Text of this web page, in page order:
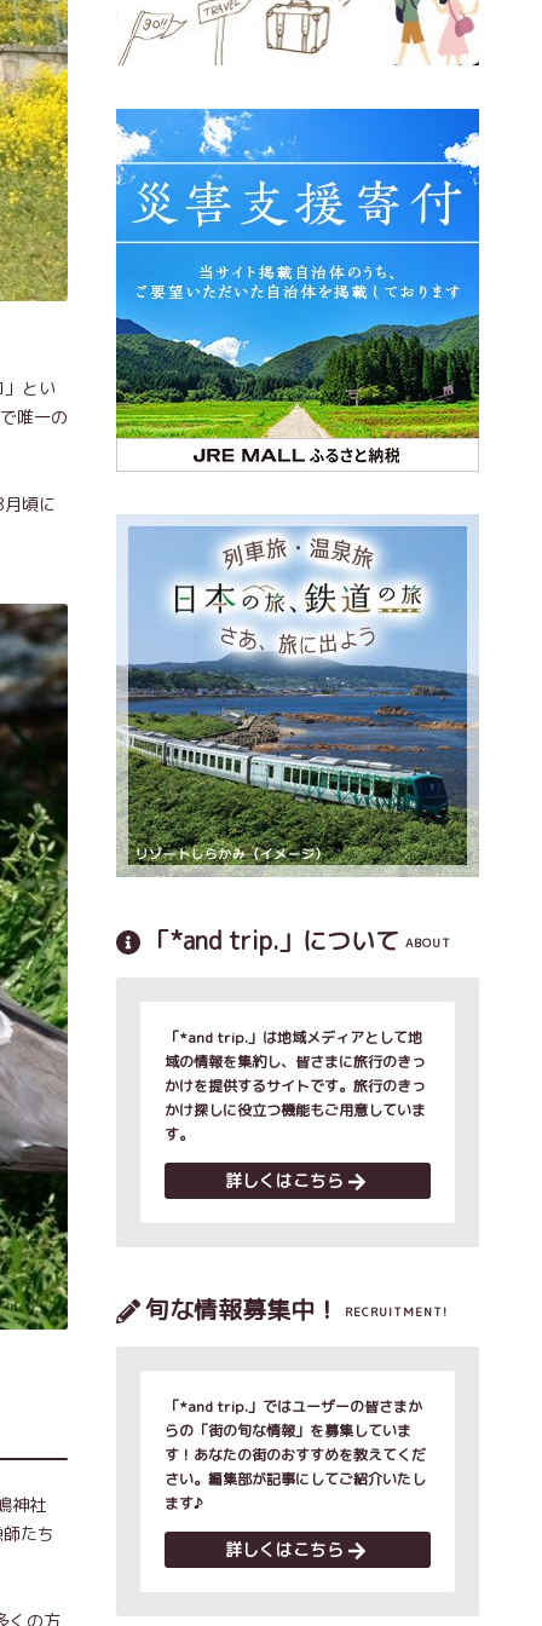
とい
唯一の
頃に
神社
たち
くの方
「*and trip.」について ABOUT
「*and trip.」は地域メディアとして地
域の情報を集約し、皆さまに旅行のきっ
かけを提供するサイトです。旅行のきっ
かけ探しに役立つ機能もご用意していま
す。
詳しくはこちら
旬な情報募集中！ RECRUITMENT!
「*and trip.」ではユーザーの皆さまか
らの「街の旬な情報」を募集していま
す！あなたの街のおすすめを教えてくだ
さい。編集部が記事にしてご紹介いたし
ます♪
詳しくはこちら